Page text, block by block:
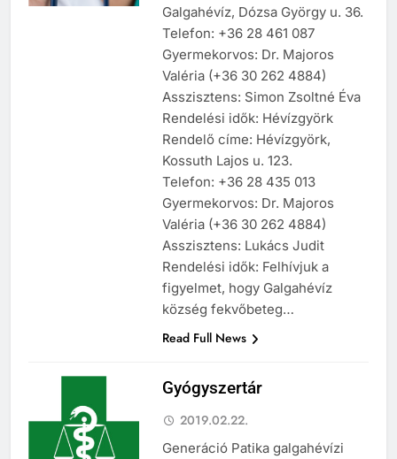
Galgahévíz, Dózsa György u. 36.
Telefon: +36 28 461 087
Gyermekorvos: Dr. Majoros
Valéria (+36 30 262 4884)
Asszisztens: Simon Zsoltné Éva
Rendelési idők: Hévízgyörk
Rendelő címe: Hévízgyörk,
Kossuth Lajos u. 123.
Telefon: +36 28 435 013
Gyermekorvos: Dr. Majoros
Valéria (+36 30 262 4884)
Asszisztens: Lukács Judit
Rendelési idők: Felhívjuk a
figyelmet, hogy Galgahévíz
község fekvőbeteg…
Read Full News
Gyógyszertár
2019.02.22.
Generáció Patika galgahévízi